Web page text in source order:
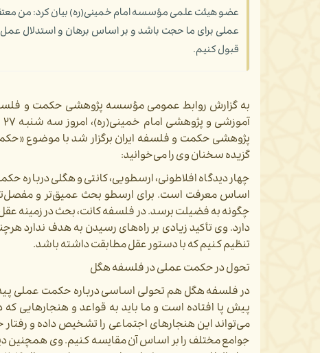
عضو هیئت علمی مؤسسه امام خمینی(ره) بیان کرد: من
عملی برای ما حجت باشد و بر اساس برهان و استدلال
قبول کنیم.
به گزارش روابط عمومی مؤسسه پژوهشی حکمت و فلسفه
پژوهشی حکمت و فلسفه ایران برگزار شد با موضوع
گزیده سخنان وی را می‌خوانید:
چهار دیدگاه افلاطونی، ارسطویی، کانتی و هگلی درباره
اساس معرفت است. برای ارسطو بحث عمیق‌تر و
چگونه به فضیلت برسد. در فلسفه کانت، بحث در زمینه
دارد. وی تأکید زیادی بر راه‌های رسیدن به هدف ندارد
تنظیم کنیم که با دستور عقل مطابقت داشته باشد.
تحول در حکمت عملی در فلسفه هگل
در فلسفه هگل هم تحولی اساسی درباره حکمت عملی
پیش پا افتاده است و ما باید به قواعد و هنجارهایی
می‌تواند این هنجارهای اجتماعی را تشخیص داده و
جوامع مختلف را بر اساس آن مقایسه کنیم. وی همچنین